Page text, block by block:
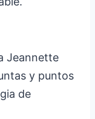
Jeannette
y puntos
de